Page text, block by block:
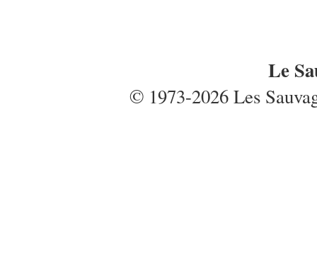
Le
© 1973-2026 Les